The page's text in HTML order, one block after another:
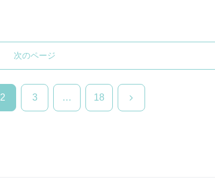
次のページ
2 3 … 18 次